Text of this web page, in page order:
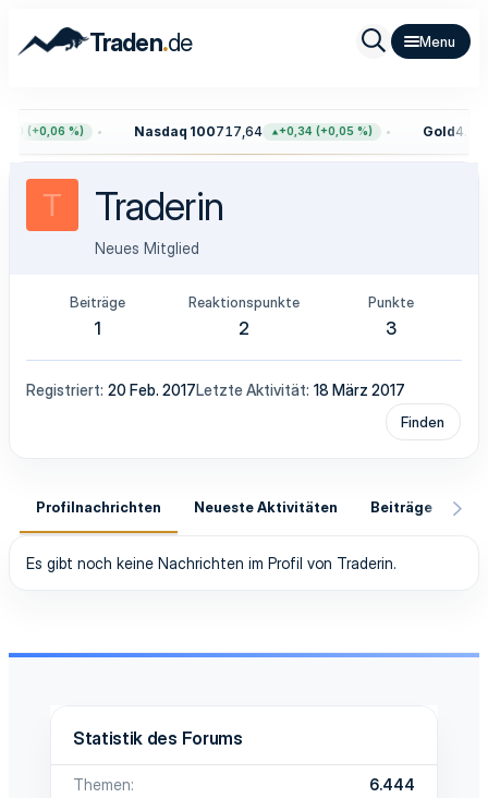
Traden.de
(+0,06 %) Nasdaq 100717,64 +0,34 (+0,05 %) Gold
T Traderin
Neues Mitglied
Beiträge
1
Reaktionspunkte
2
Punkte
3
Registriert 20 Feb. 2017Letzte Aktivität 18 März 2017
Finden
Profilnachrichten Neueste Aktivitäten Beiträge
Es gibt noch keine Nachrichten im Profil von Traderin.
Statistik des Forums
Themen
6.444